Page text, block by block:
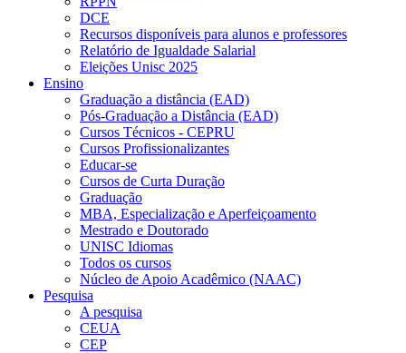
DCE
Recursos disponíveis para alunos e professores
Relatório de Igualdade Salarial
Eleições Unisc 2025
Ensino
Graduação a distância (EAD)
Pós-Graduação a Distância (EAD)
Cursos Técnicos - CEPRU
Cursos Profissionalizantes
Educar-se
Cursos de Curta Duração
Graduação
MBA, Especialização e Aperfeiçoamento
Mestrado e Doutorado
UNISC Idiomas
Todos os cursos
Núcleo de Apoio Acadêmico (NAAC)
Pesquisa
A pesquisa
CEUA
CEP